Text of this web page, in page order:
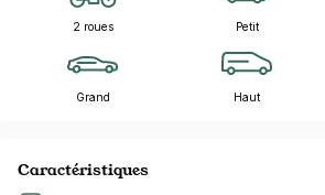
2 roues Petit
Grand Haut
Caractéristiques